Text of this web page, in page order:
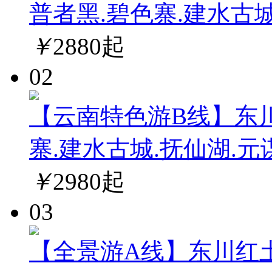
普者黑.碧色寨.建水古
￥2880起
02
【云南特色游B线】
寨.建水古城.抚仙湖.元
￥2980起
03
【全景游A线】东川